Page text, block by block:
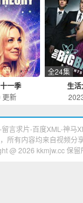
一季
更新
生
全24集
-留言求片-百度XML -神马
所有内容均来自视频分
@ 2026 kkmjw.cc 保留